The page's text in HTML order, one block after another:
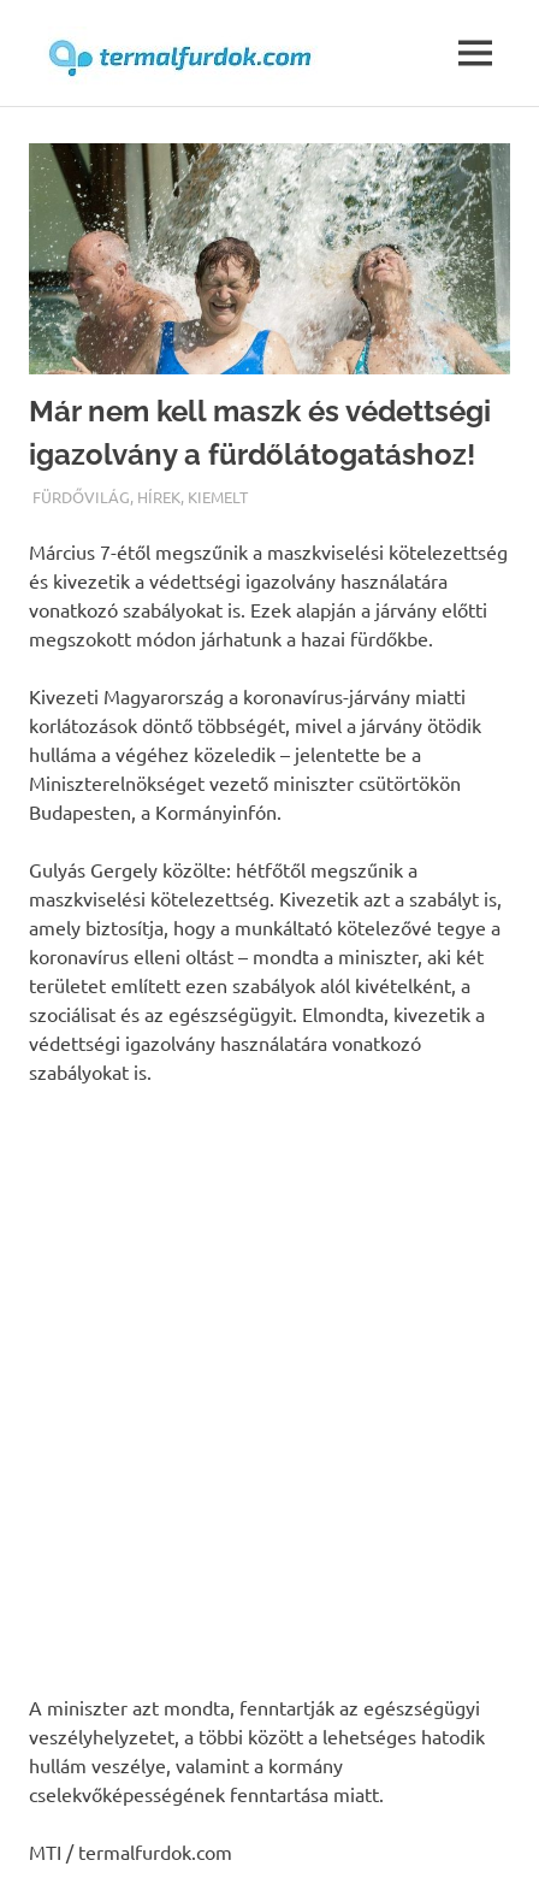
content
MENU
Már nem kell maszk és védettségi
igazolvány a fürdőlátogatáshoz!
TERMALFURDOK.COM
FÜRDŐVILÁG, HÍREK, KIEMELT
Március 7-étől megszűnik a maszkviselési kötelezettség
és kivezetik a védettségi igazolvány használatára
vonatkozó szabályokat is. Ezek alapján a járvány előtti
megszokott módon járhatunk a hazai fürdőkbe.
Kivezeti Magyarország a koronavírus-járvány miatti
korlátozások döntő többségét, mivel a járvány ötödik
hulláma a végéhez közeledik – jelentette be a
Miniszterelnökséget vezető miniszter csütörtökön
Budapesten, a Kormányinfón.
Gulyás Gergely közölte: hétfőtől megszűnik a
maszkviselési kötelezettség. Kivezetik azt a szabályt is,
amely biztosítja, hogy a munkáltató kötelezővé tegye a
koronavírus elleni oltást – mondta a miniszter, aki két
területet említett ezen szabályok alól kivételként, a
szociálisat és az egészségügyit. Elmondta, kivezetik a
védettségi igazolvány használatára vonatkozó
szabályokat is.
A miniszter azt mondta, fenntartják az egészségügyi
veszélyhelyzetet, a többi között a lehetséges hatodik
hullám veszélye, valamint a kormány
cselekvőképességének fenntartása miatt.
MTI / termalfurdok.com